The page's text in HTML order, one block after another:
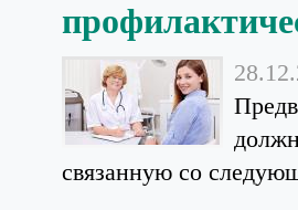
связанную со